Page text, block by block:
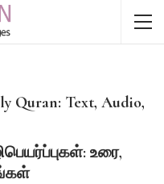
Quran: Text, Audio,
உரை,